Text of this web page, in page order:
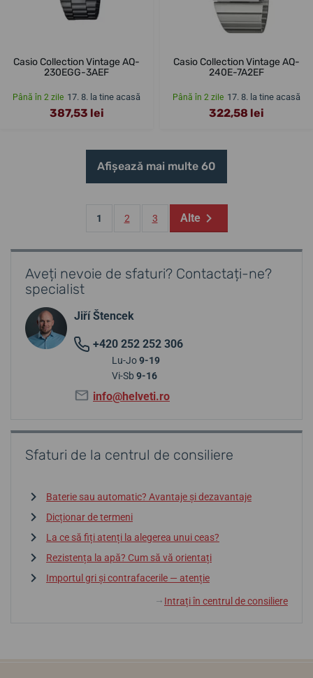
Casio Collection Vintage AQ-
230EGG-3AEF
Până în 2 zile 17. 8. la tine acasă
387,53 lei
Casio Collection Vintage AQ-
240E-7A2EF
Până în 2 zile 17. 8. la tine acasă
322,58 lei
Afișează mai multe 60
1 2 3 Alte
Aveți nevoie de sfaturi? Contactați-ne?
specialist
Jiří Štencek
+420 252 252 306
Lu-Jo9-19
Vi-Sb 9-16
info@helveti.ro
Sfaturi de la centrul de consiliere
Baterie sau automatic? Avantaje și dezavantaje
Dicționar de termeni
La ce să fiți atenți la alegerea unui ceas?
Rezistența la apă? Cum să vă orientați
Importul gri și contrafacerile — atenție
↓ Intrați în centrul de consiliere